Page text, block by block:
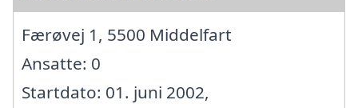
Færøvej 1, 5500 Middelfart
Ansatte: 0
Startdato: 01. juni 2002,